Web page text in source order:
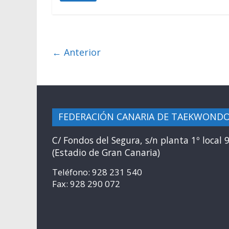
← Anterior
FEDERACIÓN CANARIA DE
C/ Fondos del Segura, s/n planta 1º local 9
(Estadio de Gran Canaria)
Teléfono: 928 231 540
Fax: 928 290 072